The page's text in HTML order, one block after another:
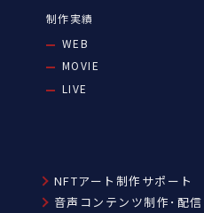
制作実績
WEB
MOVIE
LIVE
NFTアート制作サポート
音声コンテンツ制作･配信